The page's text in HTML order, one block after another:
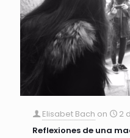
Elisabet Bach on
2
Reflexiones de una